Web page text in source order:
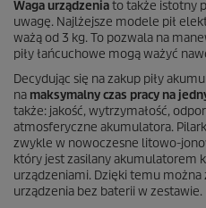
Waga urządzeniato także istotny
uwagę. Najlżejsze modele pił
ważą od 3 kg. To pozwala na
piły łańcuchowe mogą ważyć
Decydując się na zakup piły
na maksymalny czas pracy na
także: jakość, wytrzymałość,
atmosferyczne akumulatora.
zwykle w nowoczesne litowo-
który jest zasilany akumulatorem
urządzeniami. Dzięki temu
urządzenia bez baterii w zestawie.